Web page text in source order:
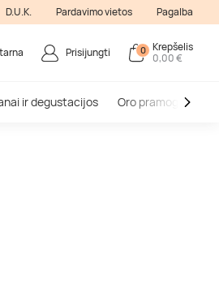
D.U.K. Pardavimo vietos Pagalba
Prisijungti 0 Krepšelis
0,00 €
ir degustacijos Oro pramogos